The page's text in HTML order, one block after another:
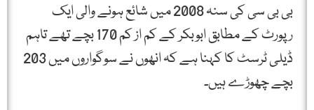
بی بی سی کی سنہ 2008 میں شائع ہونے والی ایک
رپورٹ کے مطابق ابوبکر کے کم از کم 170 بچے تھے تاہم
ڈیلی ٹرسٹ کا کہنا ہے کہ انھوں نے سوگواروں میں 203
بچے چھوڑے ہیں۔